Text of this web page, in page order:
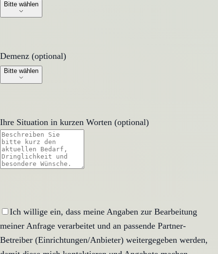
Bitte wählen
Demenz (optional)
Demenz (optional)
Bitte wählen
Ihre Situation in kurzen Worten (optional)
Ich willige ein, dass meine Angaben zur Bearbeitung
meiner Anfrage verarbeitet und an passende Partner-
Betreiber (Einrichtungen/Anbieter) weitergegeben werden,